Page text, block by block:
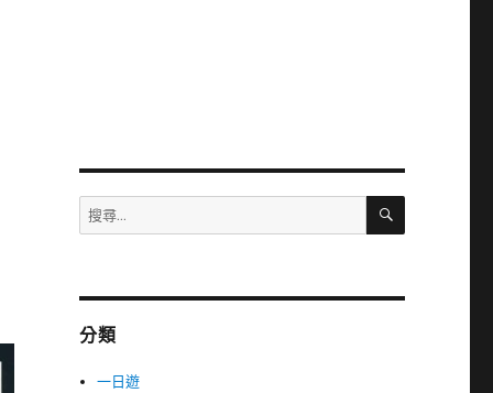
搜
尋
字:
搜
分類
一日遊